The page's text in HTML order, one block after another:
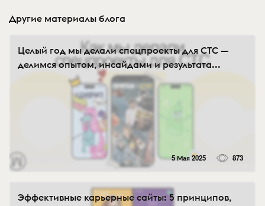
Другие материалы блога
Целый год мы делали спецпроекты для СТС —
делимся опытом, инсайдами и результата...
5 Мая 2025 873
Эффективные карьерные сайты: 5 принципов,